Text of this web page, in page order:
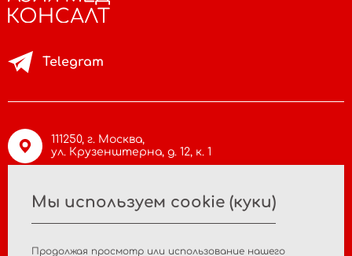
111250, г. Москва,
ул. Крузенштерна, д. 12, к. 1
info@asiamc.ru
+7 495 988 47 44
Telegram
Мы используем cookie (куки)
Продолжая просмотр или использование нашего